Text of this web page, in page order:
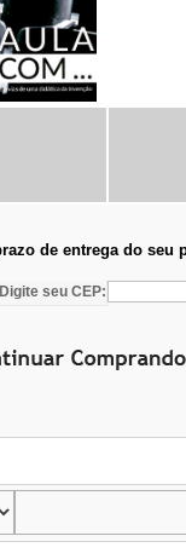
de entrega do seu
Digite seu CEP: